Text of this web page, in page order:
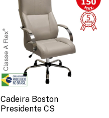
Cadeira Boston
Presidente CS